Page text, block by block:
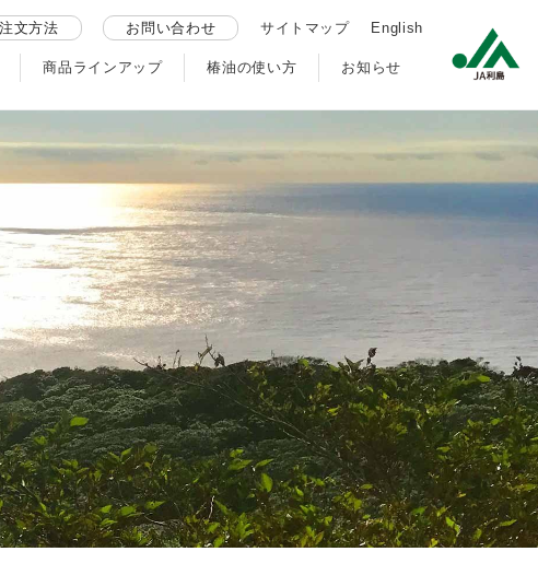
文方法 お問い合わせ サイトマップ English
商品ラインアップ 椿油の使い方 お知らせ